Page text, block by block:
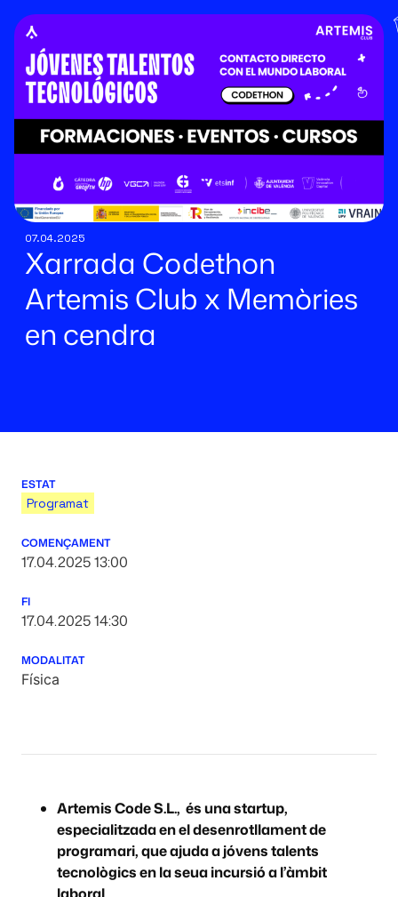
07.04.2025
Xarrada Codethon
Artemis Club x Memòries
en cendra
ESTAT
Programat
COMENÇAMENT
17.04.2025 13:00
FI
17.04.2025 14:30
MODALITAT
Física
Artemis Code S.L., és una startup,
especialitzada en el desenrotllament de
programari, que ajuda a jóvens talents
tecnològics en la seua incursió a l’àmbit